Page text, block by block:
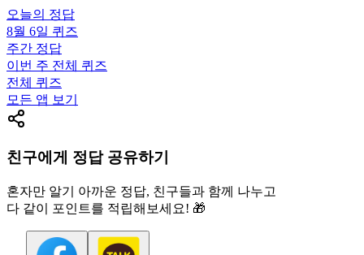
오늘의 정답
8월 6일 퀴즈
주간 정답
이번 주 전체 퀴즈
전체 퀴즈
모든 앱 보기
친구에게 정답 공유하기
혼자만 알기 아까운 정답, 친구들과 함께 나누고
다 같이 포인트를 적립해보세요! 🎁